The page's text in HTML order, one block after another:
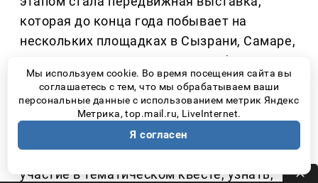
которая до конца года побывает на
нескольких площадках в Сызрани, Самаре,
Тольятти, Жигулёвске, Новокуйбышевске,
вузах, колледжах, школах и домах
культуры региона.
На выставке дети могут не просто
посмотреть фотографии, но и принять
участие в тематическом квесте, узнать,
Мы используем cookie. Во время посещения сайта вы
соглашаетесь с тем, что мы обрабатываем ваши
персональные данные с использованием метрик Яндекс
Метрика, top.mail.ru, LiveInternet.
Я согласен